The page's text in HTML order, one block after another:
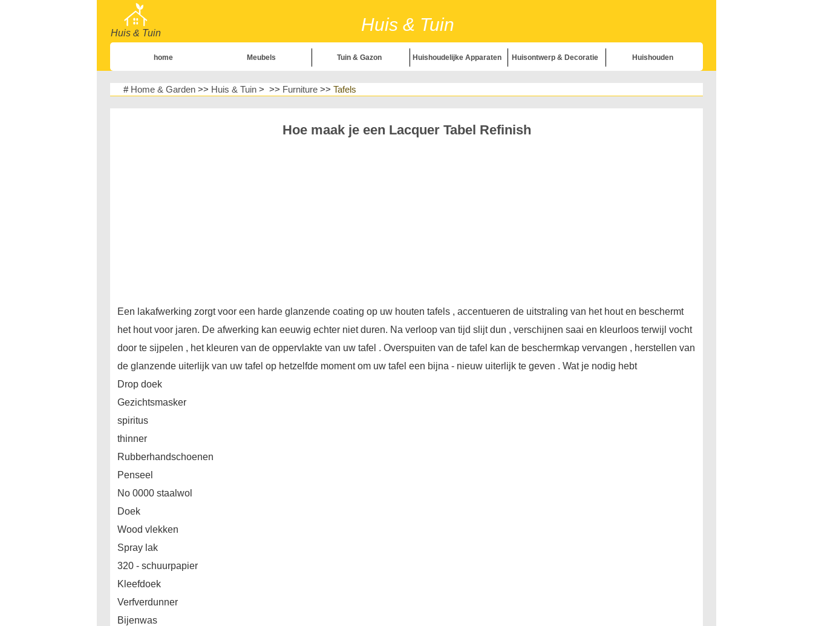
Huis & Tuin Huis & Tuin
home Meubels Tuin & Gazon Huishoudelijke Apparaten Huisontwerp & Decoratie Huishouden
Tuin & Gazon
Huishoudelijke Apparaten
# Home & Garden >> Huis & Tuin > >> Furniture >> Tafels
Hoe maak je een Lacquer Tabel Refinish
Een lakafwerking zorgt voor een harde glanzende coating op uw houten tafels , accentueren de uitstraling van het hout en beschermt
het hout voor jaren. De afwerking kan eeuwig echter niet duren. Na verloop van tijd slijt dun , verschijnen saai en kleurloos terwijl vocht
door te sijpelen , het kleuren van de oppervlakte van uw tafel . Overspuiten van de tafel kan de beschermkap vervangen , herstellen van
de glanzende uiterlijk van uw tafel op hetzelfde moment om uw tafel een bijna - nieuw uiterlijk te geven . Wat je nodig hebt
Drop doek
Gezichtsmasker
spiritus
thinner
Rubberhandschoenen
Penseel
No 0000 staalwol
Doek
Wood vlekken
Spray lak
320 - schuurpapier
Kleefdoek
Verfverdunner
Bijenwas